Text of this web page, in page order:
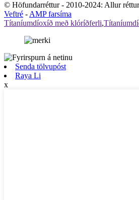
© Höfundarréttur - 2010-2024: Allur
Veftré - AMP farsíma
Títaníumdíoxíð með klóríðferli,
Senda tölvupóst
Raya Li
x